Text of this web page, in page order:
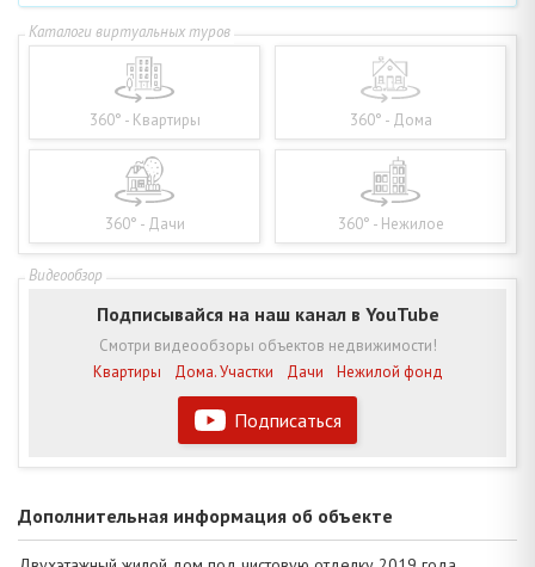
360° - Квартиры 360° - Дома
360° - Дачи 360° - Нежилое
Подписаться
Подписывайся на наш канал в YouTube
Смотри видеообзоры объектов недвижимости!
Квартиры
Дома. Участки Дачи Нежилой фонд
Дополнительная информация об объекте